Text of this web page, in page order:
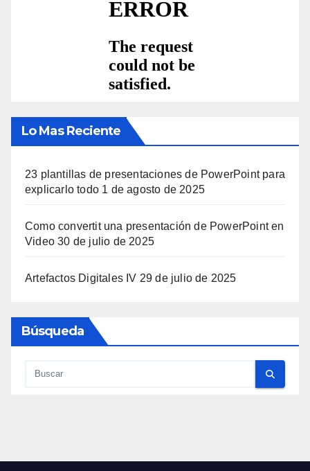
Lo Mas Reciente
23 plantillas de presentaciones de PowerPoint para
explicarlo todo 1 de agosto de 2025
Como convertit una presentación de PowerPoint en
Video 30 de julio de 2025
Artefactos Digitales IV 29 de julio de 2025
Búsqueda